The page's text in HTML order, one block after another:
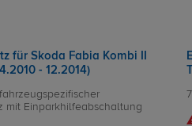
für Skoda Fabia Kombi II
- 12.2014)
mit Einparkhilfeabschaltung